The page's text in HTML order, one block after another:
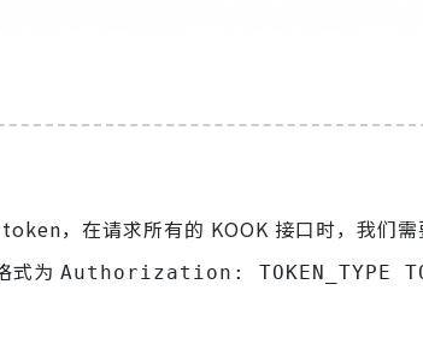
，在请求所有的 KOOK 接口时，我们
式为 Authorization: TOKEN_TYPE